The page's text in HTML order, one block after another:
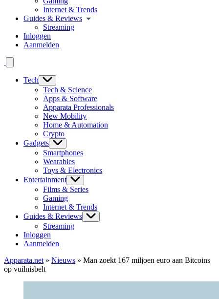
Internet & Trends
Guides & Reviews
Streaming
Inloggen
Aanmelden
Tech
Tech & Science
Apps & Software
Apparata Professionals
New Mobility
Home & Automation
Crypto
Gadgets
Smartphones
Wearables
Toys & Electronics
Entertainment
Films & Series
Gaming
Internet & Trends
Guides & Reviews
Streaming
Inloggen
Aanmelden
Apparata.net » Nieuws » Man zoekt 167 miljoen euro aan Bitcoins
op vuilnisbelt